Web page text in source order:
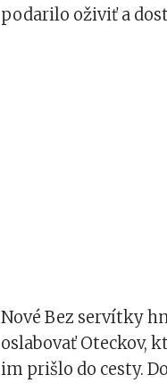
podarilo oživiť a
Nové Bez servítky
oslabovať Oteckov,
im prišlo do cesty.